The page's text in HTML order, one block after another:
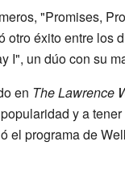
"Promises,
éxito entre los
I", un dúo con su
en The Lawrence
y a
el programa de